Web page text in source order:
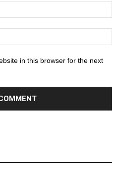
in this browser for the next